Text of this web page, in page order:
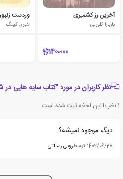
آخرین رز کشمیری
باربارا کلورلی
140،000
وردست
لاوری کینگ
نظر کاربران در مورد "کتاب سایه هایی
1نظر تا این لحظه ثبت شده است
دیگه موجود نمیشه؟
1402/06/28
|توسطروبی رسالتی